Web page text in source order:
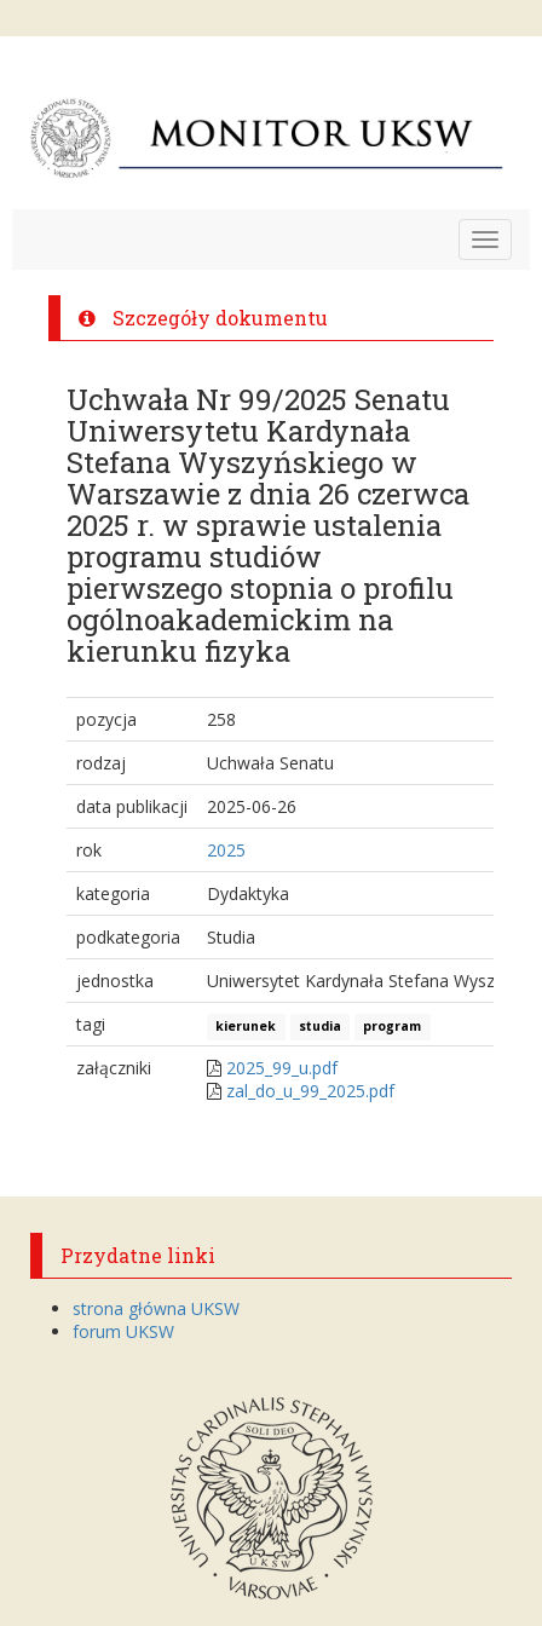
Toggle
Szczegóły dokumentu
Uchwała Nr 99/2025 Senatu
Uniwersytetu Kardynała
Stefana Wyszyńskiego w
Warszawie z dnia 26 czerwca
2025 r. w sprawie ustalenia
programu studiów
pierwszego stopnia o profilu
ogólnoakademickim na
kierunku fizyka
pozycja
258
rodzaj
Uchwała Senatu
data publikacji
2025-06-26
rok
2025
kategoria
Dydaktyka
podkategoria
Studia
jednostka
Uniwersytet Kardynała Stefana
tagi
kierunek studia program
załączniki
2025_99_u.pdf
zal_do_u_99_2025.pdf
Przydatne linki
strona główna UKSW
forum UKSW